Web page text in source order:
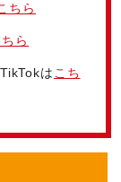
ちら
ちら
は こち